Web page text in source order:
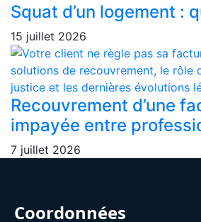
Squat d’un logement :
15 juillet 2026
Recouvrement d’une
impayée entre
7 juillet 2026
Coordonnées